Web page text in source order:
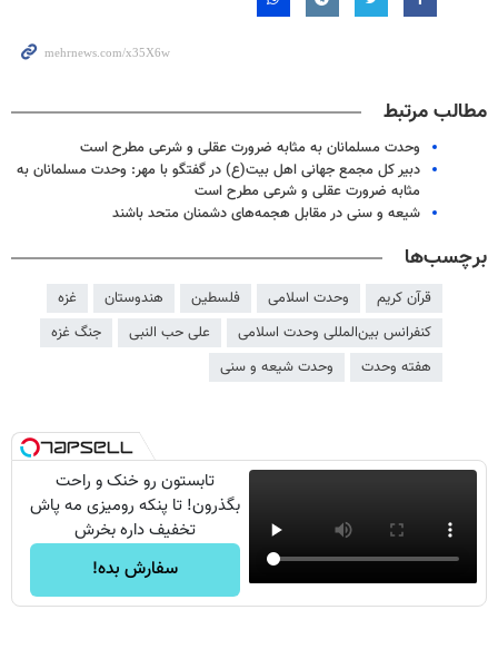
مطالب مرتبط
وحدت مسلمانان به مثابه ضرورت عقلی و شرعی مطرح است
دبیر کل مجمع جهانی اهل بیت(ع) در گفتگو با مهر: وحدت مسلمانان به
مثابه ضرورت عقلی و شرعی مطرح است
شیعه و سنی در مقابل هجمه‌های دشمنان متحد باشند
برچسب‌ها
قرآن کریم وحدت اسلامی فلسطین هندوستان
غزه
کنفرانس بین‌المللی وحدت اسلامی
علی حب النبی
جنگ غزه
هفته وحدت
وحدت شیعه و سنی
تابستون رو خنک و راحت
بگذرون! تا پنکه رومیزی مه پاش
تخفیف داره بخرش
سفارش بده!